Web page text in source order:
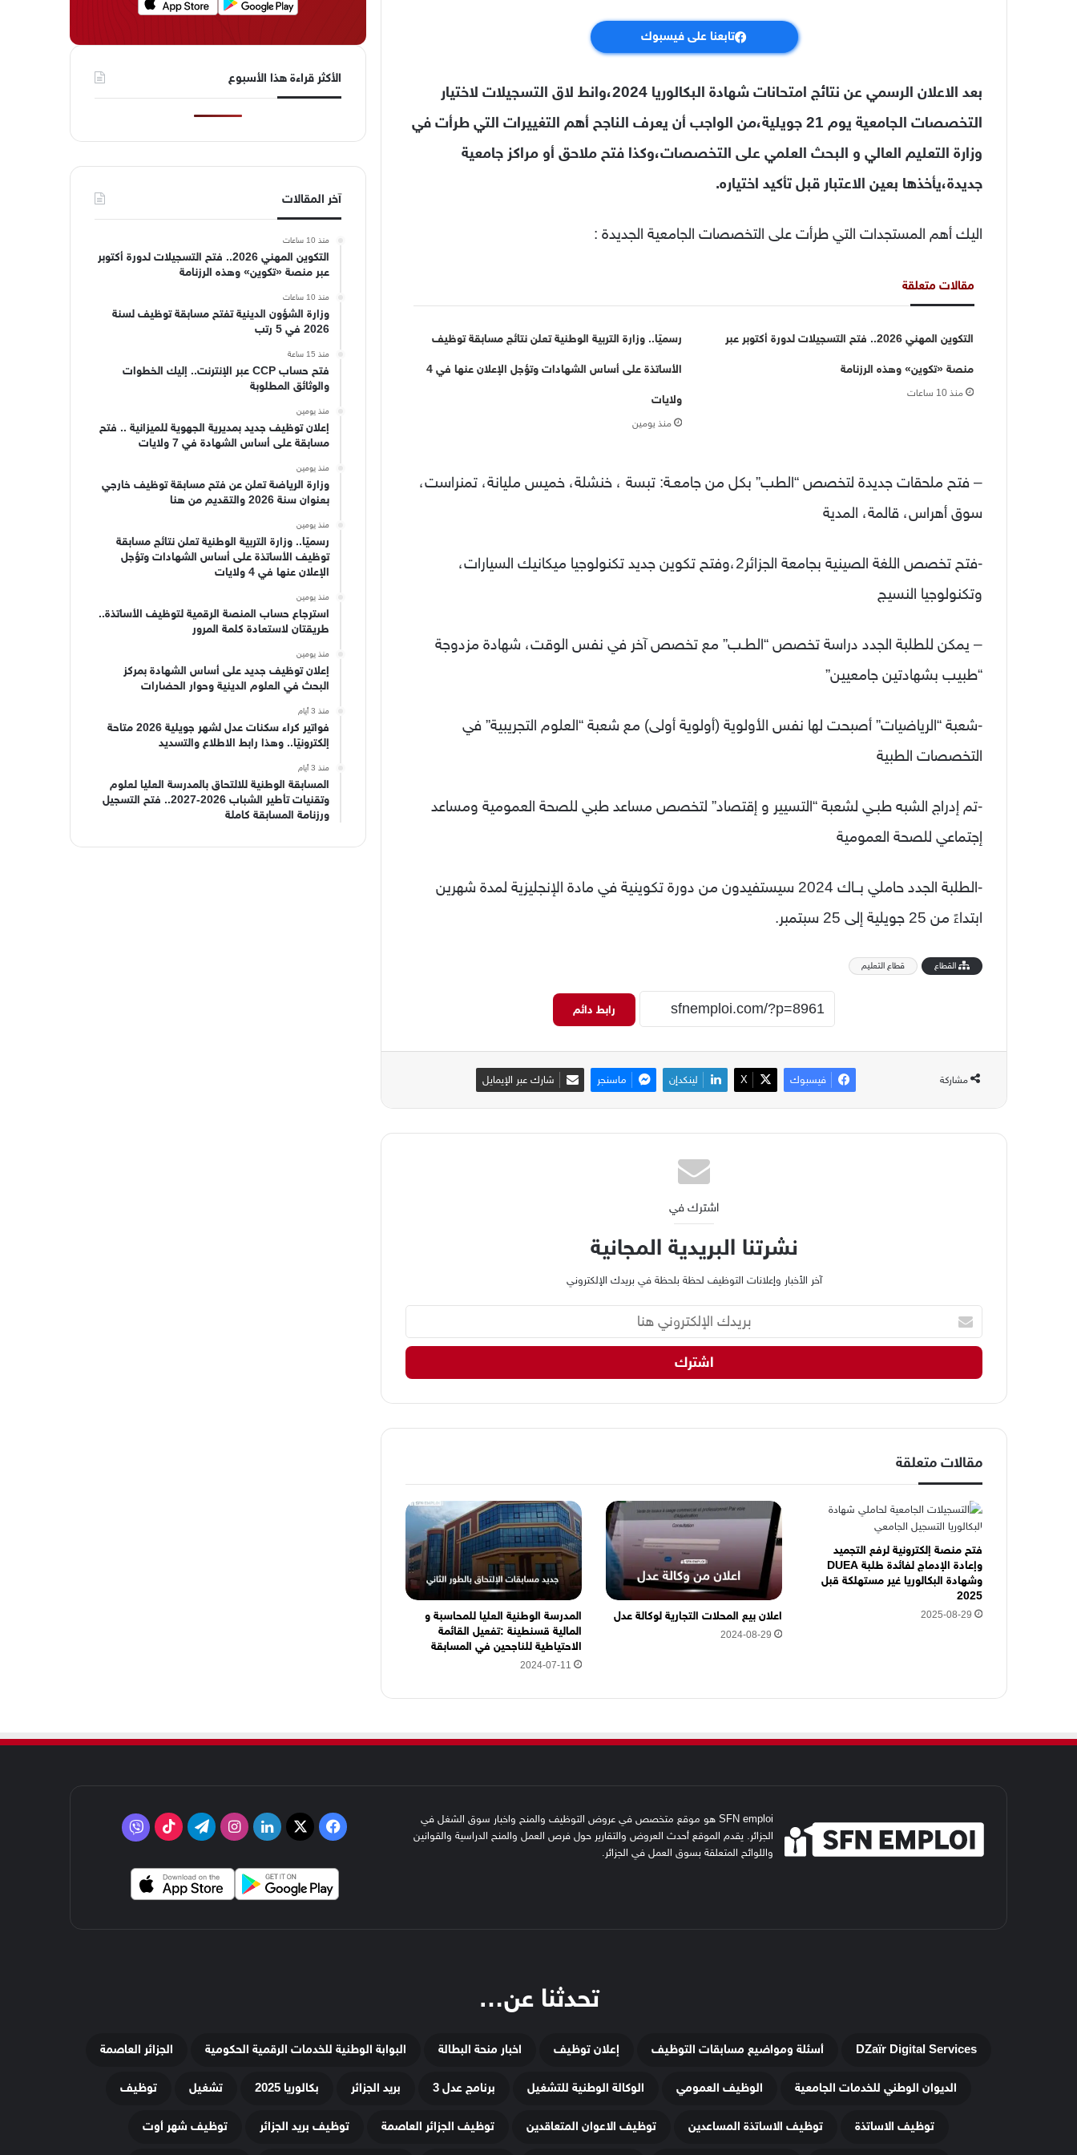
تابعنا على فيسبوك
بعد الاعلان الرسمي عن نتائج امتحانات شهادة البكالوريا 2024،وانط لاق التسجيلات لاختيار
التخصصات الجامعية
يوم 21 جويلية،من الواجب أن يعرف الناجح أهم التغييرات التي طرأت في
وزارة التعليم العالي و البحث العلمي على التخصصات،وكذا فتح ملاحق أو مراكز جامعية
جديدة،يأخذها بعين الاعتبار قبل تأكيد اختياره.
اليك أهم المستجدات التي طرأت على التخصصات الجامعية الجديدة :
مقالات متعلقة
التكوين المهني 2026.. فتح التسجيلات لدورة أكتوبر عبر
منصة «تكوين» وهذه الرزنامة
منذ 10 ساعات
رسميًا.. وزارة التربية الوطنية تعلن نتائج مسابقة توظيف
الأساتذة على أساس الشهادات وتؤجل الإعلان عنها في 4
ولايات
منذ يومين
– فتح ملحقات جديدة لتخصص “الطب” بكل من جامعـة: تبسة ، خنشلة، خميس مليانة، تمنراست،
سوق أهراس، قالمة، المدية
-فتح تخصص اللغة الصينية بجامعة الجزائر2،وفتح تكوين جديد تكنولوجيا ميكانيك السيارات،
وتكنولوجيا النسيج
– يمكن للطلبة الجدد دراسة تخصص “الطـب” مع تخصص آخر في نفس الوقت، شهادة مزدوجة
“طبيب بشهادتين جامعيين”
-شعبة “الرياضيات” أصبحت لها نفس الأولوية (أولوية أولى) مع شعبة “العلوم التجريبية” في
التخصصات الطبية
-تم إدراج الشبه طبـي لشعبة “التسيير و إقتصاد” لتخصص مساعد طبي للصحة العمومية ومساعد
إجتماعي للصحة العمومية
-الطلبة الجدد حاملي بــاك 2024 سيستفيدون من دورة تكوينية في مادة الإنجليزية لمدة شهرين
ابتداءً من 25 جويلية إلى 25 سبتمبر.
القطاع قطاع التعليم
رابط دائم
مشاركة فيسبوك ‫X لينكدإن ماسنجر شارك عبر الإيمايل
اشترك في
نشرتنا البريدية المجانية
آخر الأخبار وإعلانات التوظيف لحظة بلحظة في بريدك الإلكتروني
ي
ك
إ
ك
ت
و
ن
ي
ه
ن
ا
مقالات متعلقة
فتح منصة إلكترونية لرفع التجميد
وإعادة الإدماج لفائدة طلبة DUEA
وشهادة البكالوريا غير مستهلكة قبل
2025
2025-08-29 اعلان بيع المحلات التجارية لوكالة عدل
2024-08-29
المدرسة الوطنية العليا للمحاسبة و
المالية قسنطينة :تفعيل القائمة
الاحتياطية للناجحين في المسابقة
2024-07-11
الأكثر قراءة هذا الأسبوع
آخر المقالات
منذ 10 ساعات
التكوين المهني 2026.. فتح التسجيلات لدورة أكتوبر
عبر منصة «تكوين» وهذه الرزنامة
منذ 10 ساعات
وزارة الشؤون الدينية تفتح مسابقة توظيف لسنة
2026 في 5 رتب
منذ 15 ساعة
فتح حساب CCP عبر الإنترنت.. إليك الخطوات
والوثائق المطلوبة
منذ يومين
إعلان توظيف جديد بمديرية الجهوية للميزانية .. فتح
مسابقة على أساس الشهادة في 7 ولايات
منذ يومين
وزارة الرياضة تعلن عن فتح مسابقة توظيف خارجي
بعنوان سنة 2026 والتقديم من هنا
منذ يومين
رسميًا.. وزارة التربية الوطنية تعلن نتائج مسابقة
توظيف الأساتذة على أساس الشهادات وتؤجل
الإعلان عنها في 4 ولايات
منذ يومين
استرجاع حساب المنصة الرقمية لتوظيف الأساتذة..
طريقتان لاستعادة كلمة المرور
منذ يومين
إعلان توظيف جديد على أساس الشهادة بمركز
البحث في العلوم الدينية وحوار الحضارات
منذ 3 أيام
فواتير كراء سكنات عدل لشهر جويلية 2026 متاحة
إلكترونيًا.. وهذا رابط الاطلاع والتسديد
منذ 3 أيام
المسابقة الوطنية للالتحاق بالمدرسة العليا لعلوم
وتقنيات تأطير الشباب 2026-2027.. فتح التسجيل
ورزنامة المسابقة كاملة
SFN emploi هو موقع متخصص في عروض التوظيف والمنح واخبار سوق الشغل في
الجزائر. يقدم الموقع أحدث العروض والتقارير حول فرص العمل والمنح الدراسية والقوانين
واللوائح المتعلقة بسوق العمل في الجزائر.
فيسبوك
‫X لينكدإنانستقرامتيلقرام‫TikTokفايبر
تحدثنا عن…
DZaïr Digital Services أسئلة ومواضيع مسابقات التوظيف إعلان توظيف اخبار منحة البطالة البوابة الوطنية للخدمات الرقمية الحكومية الجزائر العاصمة
الديوان الوطني للخدمات الجامعية الوظيف العمومي الوكالة الوطنية للتشغيل برنامج عدل 3 بريد الجزائر بكالوريا 2025 تشغيل توظيف
توظيف الاساتذة توظيف الاساتذة المساعدين توظيف الاعوان المتعاقدين توظيف الجزائر العاصمة توظيف بريد الجزائر توظيف شهر أوت